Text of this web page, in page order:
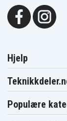
HP ELITE
HP ELITE
P5Q54UT
HP ZHAN
HP
Hjelp
Populære